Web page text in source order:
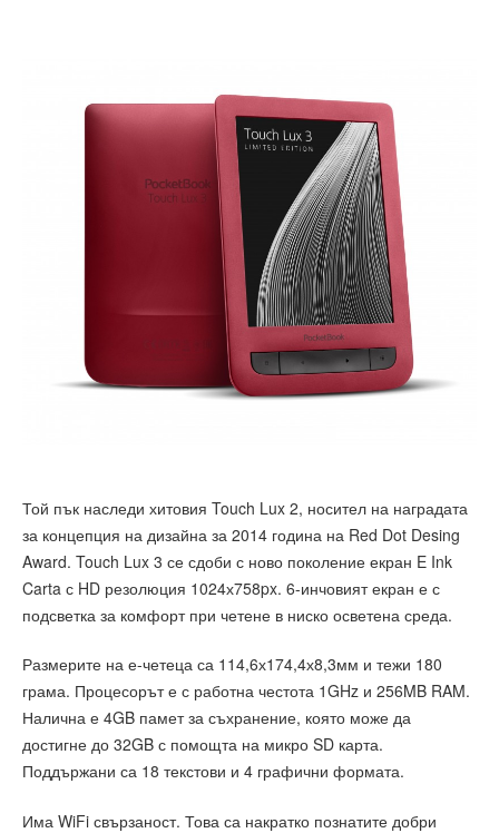
Той пък наследи хитовия Touch Lux 2, носител на наградата
за концепция на дизайна за 2014 година на Red Dot Desing
Award. Touch Lux 3 се сдоби с ново поколение екран E Ink
Carta с HD резолюция 1024х758px. 6-инчовият екран е с
подсветка за комфорт при четене в ниско осветена среда.
Размерите на е-четеца са 114,6х174,4х8,3мм и тежи 180
грама. Процесорът е с работна честота 1GHz и 256MB RAM.
Налична е 4GB памет за съхранение, която може да
достигне до 32GB с помощта на микро SD карта.
Поддържани са 18 текстови и 4 графични формата.
Има WiFi свързаност. Това са накратко познатите добри